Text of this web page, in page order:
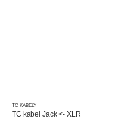
TC KABELY
TC kabel Jack <- XLR